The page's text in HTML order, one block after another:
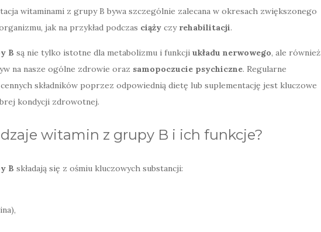
witaminami z grupy B bywa szczególnie zalecana w okresach zwiększonego
jak na przykład podczas ciąży czy rehabilitacji.
B są nie tylko istotne dla metabolizmu i funkcji układu nerwowego, ale również
na nasze ogólne zdrowie oraz samopoczucie psychiczne. Regularne
składników poprzez odpowiednią dietę lub suplementację jest kluczowe
kondycji zdrowotnej.
witamin z grupy B i ich funkcje?
B składają się z ośmiu kluczowych substancji: